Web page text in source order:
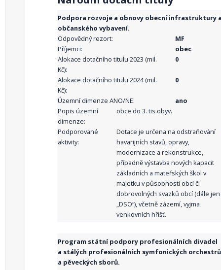
Podpora rozvoje a obnovy obecní infrastruktury
občanského vybavení.
Odpovědný rezort:
MF
Příjemci:
obec
Alokace dotačního titulu 2023 (mil.
Kč):
0
Alokace dotačního titulu 2024 (mil.
Kč):
0
Územní dimenze ANO/NE:
ano
Popis územní
dimenze:
obce do 3. tis.obyv.
Podporované
aktivity:
Dotace je určena na odstraňování
havarijních stavů, opravy,
modernizace a rekonstrukce,
případně výstavba nových kapacit
základních a mateřských škol v
majetku v působnosti obcí či
dobrovolných svazků obcí (dále jen
„DSO“), včetně zázemí, vyjma
venkovních hřišť.
Program státní podpory profesionálních divadel
a stálých profesionálních symfonických orchestrů
a pěveckých sborů.